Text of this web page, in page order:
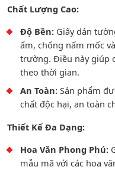
Chất Lượng Cao:
Độ Bền: Giấy dán
ẩm, chống nấm mốc
trường. Điều này giúp
theo thời gian.
An Toàn: Sản phẩm
chất độc hại, an toàn
Thiết Kế Đa Dạng:
Hoa Văn Phong Phú:
mẫu mã với các hoa